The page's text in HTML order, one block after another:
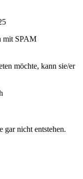
mit SPAM
möchte, kann sie/er
gar nicht entstehen.